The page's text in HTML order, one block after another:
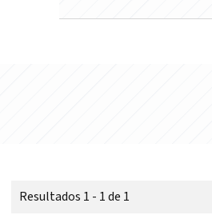
Resultados 1 - 1 de 1